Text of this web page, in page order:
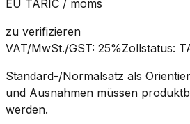
EU TARIC / moms
zu verifizieren
VAT/MwSt./GST: 25%Zollstatus:
Standard-/Normalsatz als
und Ausnahmen müssen
werden.